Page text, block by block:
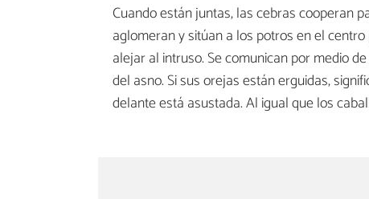
Cuando están juntas, las cebras cooperan
aglomeran y sitúan a los potros en el
alejar al intruso. Se comunican por medio de
del asno. Si sus orejas están erguidas,
delante está asustada. Al igual que los